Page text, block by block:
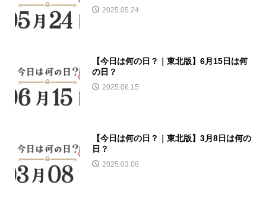
2025.05.24
【今日は何の日？｜東北版】6月15日は何
の日？
2025.06.15
【今日は何の日？｜東北版】3月8日は何の
日？
2025.03.08